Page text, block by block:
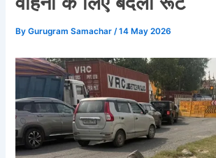
ByGurugram Samachar /14 May 2026